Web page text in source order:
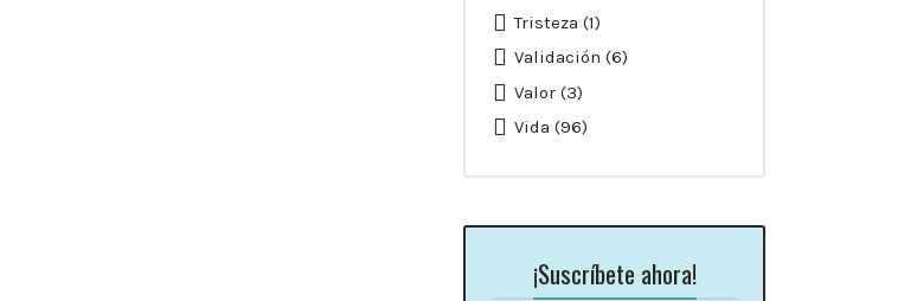
Tristeza (1)
Validación (6)
Valor(3)
Vida (96)
¡Suscríbete ahora!